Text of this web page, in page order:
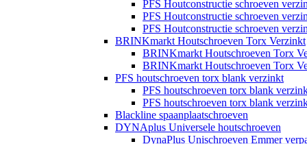
PFS Houtconstructie schroeven
PFS Houtconstructie schroeven
PFS Houtconstructie schroeven
BRINKmarkt Houtschroeven Torx Verzinkt
BRINKmarkt Houtschroeven Torx
BRINKmarkt Houtschroeven Torx
PFS houtschroeven torx blank verzinkt
PFS houtschroeven torx blank
PFS houtschroeven torx blank
Blackline spaanplaatschroeven
DYNAplus Universele houtschroeven
DynaPlus Unischroeven Emmer